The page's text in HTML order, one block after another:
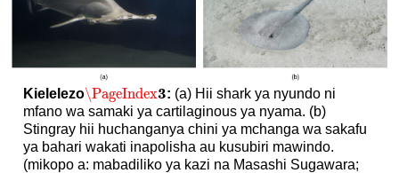
Kielelezo\PageIndex3
\PageIndex3: (a) Hii shark ya nyundo ni
mfano wa samaki ya cartilaginous ya nyama. (b)
Stingray hii huchanganya chini ya mchanga wa sakafu
ya bahari wakati inapolisha au kusubiri mawindo.
(mikopo a: mabadiliko ya kazi na Masashi Sugawara;